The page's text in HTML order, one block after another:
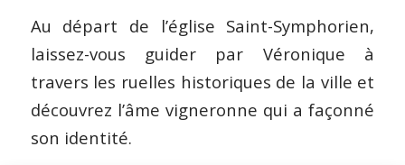
Au départ de l’église Saint-Symphorien,
laissez-vous guider par Véronique à
travers les ruelles historiques de la ville et
découvrez l’âme vigneronne qui a façonné
son identité.